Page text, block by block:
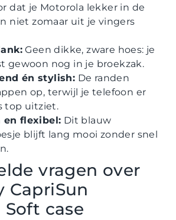
dat je Motorola lekker in de
niet zomaar uit je vingers
Geen dikke, zware hoes: je
gewoon nog in je broekzak.
én stylish: De randen
op, terwijl je telefoon er
top uitziet.
en flexibel: Dit blauw
blijft lang mooi zonder snel
vragen over
CapriSun
case